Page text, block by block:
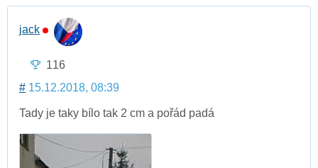
jack
116
# 15.12.2018, 08:39
Tady je taky bílo tak 2 cm a pořád padá